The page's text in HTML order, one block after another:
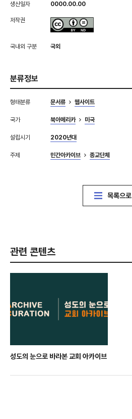
생산일자 0000.00.00
저작권
국내외 구분 국외
분류정보
형태분류 문서류 웹사이트
국가 북아메리카 미국
설립시기 2020년대
주제 민간아카이브 종교단체
목록으로
관련 콘텐츠
성도의 눈으로 바라본 교회 아카이브